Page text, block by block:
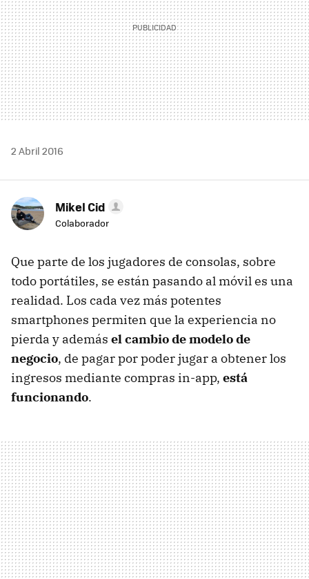
2 Abril 2016
Mikel Cid
Colaborador
Que parte de los jugadores de consolas, sobre
todo portátiles, se están pasando al móvil es una
realidad. Los cada vez más potentes
smartphones permiten que la experiencia no
pierda y además el cambio de modelo de
negocio, de pagar por poder jugar a obtener los
ingresos mediante compras in-app, está
funcionando.